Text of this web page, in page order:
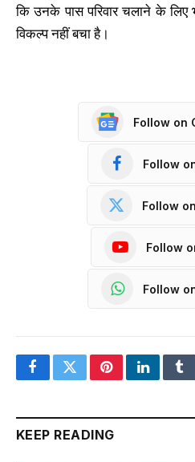
कि उनके पास परिवार चलाने के
विकल्प नहीं बचा है।
Follow on
Follow
Follow
Follow
Follow
FacebookTwitterPinterestLinkedIn
KEEP READING